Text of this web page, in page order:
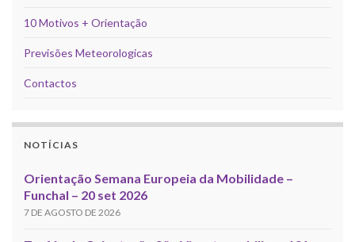
10 Motivos + Orientação
Previsões Meteorologicas
Contactos
NOTÍCIAS
Orientação Semana Europeia da Mobilidade –
Funchal – 20 set 2026
7 DE AGOSTO DE 2026